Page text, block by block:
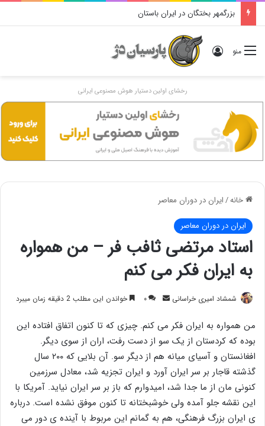
بزرگمهر بختگان در ایران باستان
منو ورود
رخشای اولین دستیار هوش مصنوعی ایرانی
خانه/ایران در دوران معاصر
ایران در دوران معاصر
استاد مرتضی ثافب فر – من همواره
به ایران فکر می کنم
شمشاد امیری خراسانی
ارسال۰ خواندن این مطلب 2 دقیقه زمان میبرد
من همواره به ایران فکر می کنم. چیزی که تا کنون اتفاق افتاده این
بوده که کردستان از یک سو از دست رفت، اران از سوی دیگر.
افغانستان و آسیای میانه هم از دیگر سو. آن بلایی که ۲۰۰ سال
گذشته قاجار بر سر ایران آورد و ایران تجزیه شد، معادل سرزمین
کنونی مان از ما جدا شد، امیدوارم که باز بر سر ایران نیاید. آمریکا با
این نقشه جلو آمده ولی خوشبختانه تا کنون موفق نشده است. درباره
ی ایران بزرگ فرهنگی، هم به گمانم این مربوط با آینده ی دور می